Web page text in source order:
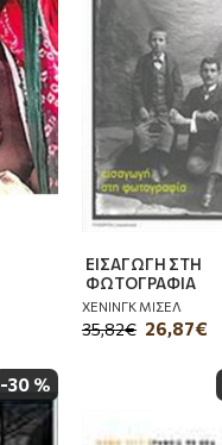
ΕΙΣΑΓΩΓΗ ΣΤΗ
ΦΩΤΟΓΡΑΦΙΑ
ΧΕΝΙΝΓΚ ΜΙΣΕΛ
26,87€
35,82€
-30 %